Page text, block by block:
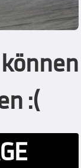
:(